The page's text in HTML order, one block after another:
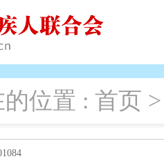
位置 : 首页